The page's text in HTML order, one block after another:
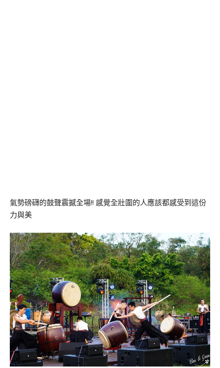
氣勢磅礴的鼓聲震撼全場!! 感覺全壯圍的人應該都感受到這份
力與美